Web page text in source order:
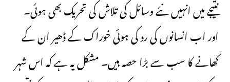
نتیجے میں انہیں نئے وسائل کی تلاش کی تحریک بھی ہوئی۔
اور اب انسانوں کی رد کی ہوئی خوراک کے ڈھیر ان کے
کھانے کا سب سے بڑا حصہ ہیں۔ مشکل یہ ہے کہ اس شہر